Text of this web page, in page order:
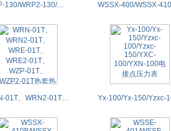
WRP-130/WRP2-130/WRP-131/WRP2-131S型热电偶
WRN-01T、WRN2-01T、WRE-01T、WRE2-01T、WZP-01T、WZP2-01T热套热电偶（热电阻）